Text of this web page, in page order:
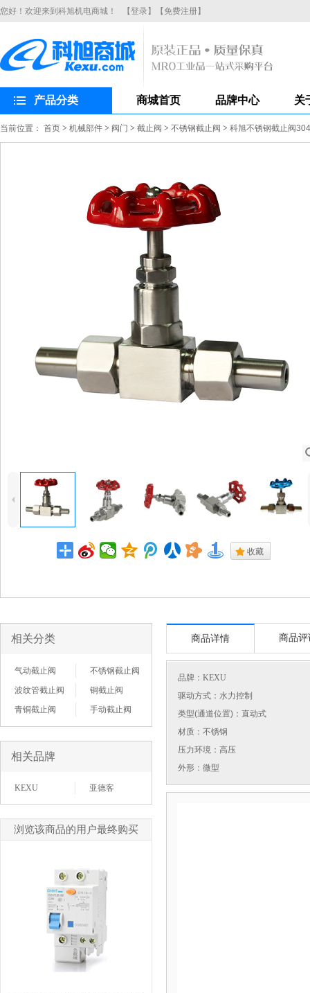
您好！欢迎来到科旭机电商城！ 【登录】 【免费注册】
产品分类 商城首页 品牌中心 关
当前位置： 首页 > 机械部件 > 阀门 > 截止阀 > 不锈钢截止阀 > 科旭不锈钢截止阀
4
. 收藏
相关分类
气动截止阀
不锈钢截止阀
波纹管截止阀
铜截止阀
青铜截止阀
手动截止阀
相关品牌
KEXU 亚德客
浏览该商品的用户最终购买
商品详情 商品评
品牌： KEXU
驱动方式：水力控制
类型(通道位置)：直动式
材质：不锈钢
压力环境：高压
外形：微型